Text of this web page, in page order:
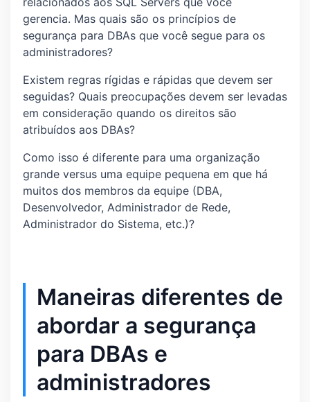
gerencia. Mas quais são os princípios de
segurança para DBAs que você segue para os
administradores?
Existem regras rígidas e rápidas que devem ser
seguidas? Quais preocupações devem ser levadas
em consideração quando os direitos são
atribuídos aos DBAs?
Como isso é diferente para uma organização
grande versus uma equipe pequena em que há
muitos dos membros da equipe (DBA,
Desenvolvedor, Administrador de Rede,
Administrador do Sistema, etc.)?
Maneiras diferentes de
abordar a segurança
para DBAs e
administradores